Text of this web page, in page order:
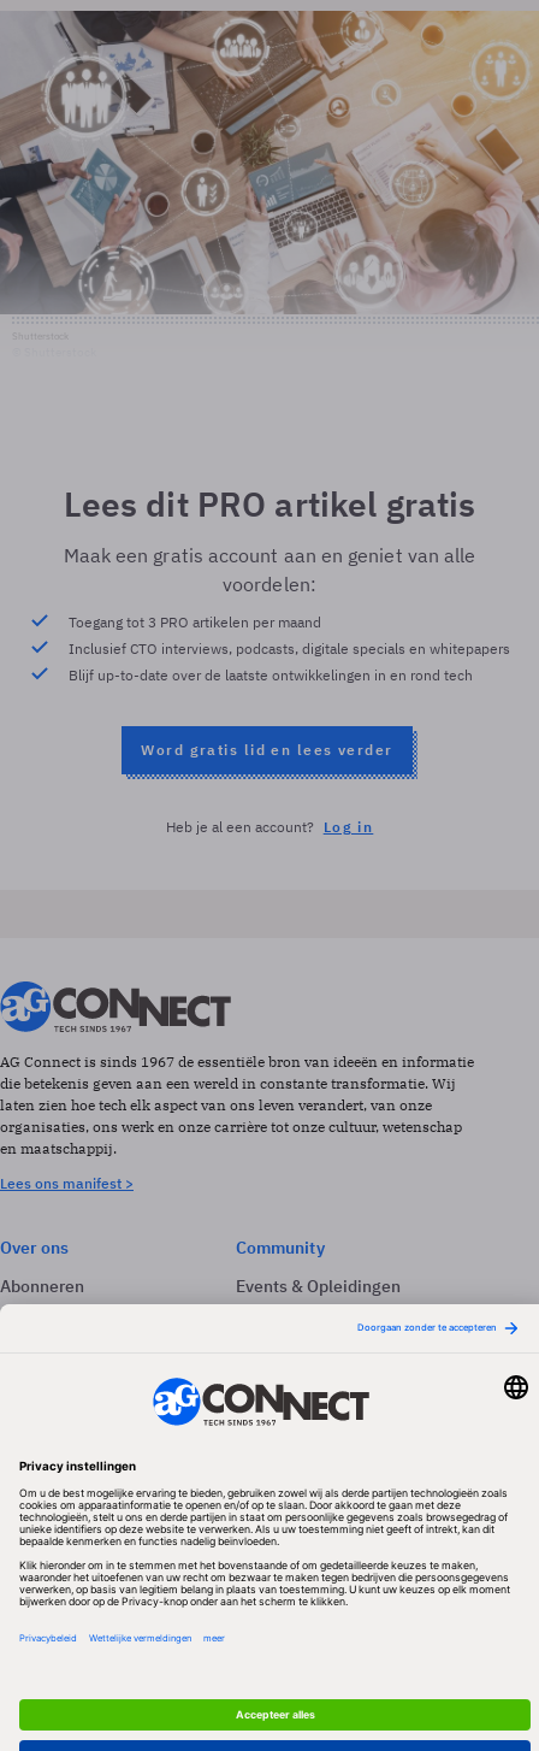
Lees dit PRO artikel gratis
Maak een gratis account aan en geniet van alle
voordelen:
Toegang tot 3 PRO artikelen per maand
Inclusief CTO interviews, podcasts, digitale specials en whitepapers
Blijf up-to-date over de laatste ontwikkelingen in en rond tech
Word gratis lid en lees verder
Heb je al een account? Log in
AG Connect is sinds 1967 de essentiële bron van ideeën en informatie
die betekenis geven aan een wereld in constante transformatie. Wij
laten zien hoe tech elk aspect van ons leven verandert, van onze
organisaties, ons werk en onze carrière tot onze cultuur, wetenschap
en maatschappij.
Lees ons manifest >
Over ons
Abonneren
Adverteren
Community
Events & Opleidingen
Volg ons
Redactionele partner
Algemene Voorwaarden & Copyrights